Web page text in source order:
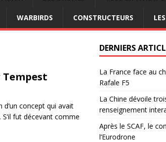
WARBIRDS CONSTRUCTEURS
Tempest
d’un concept qui avait
fut décevant comme
DERNIERS
La France face au
Rafale F5
La Chine dévoile
renseignement
Après le SCAF, le
l’Eurodrone